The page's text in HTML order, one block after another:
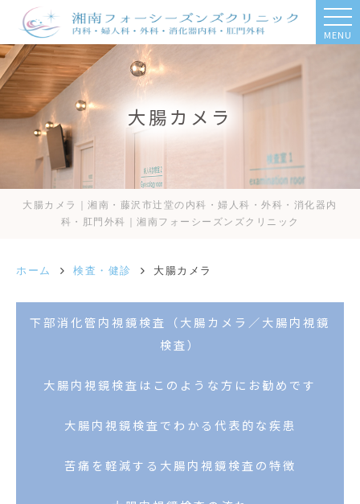
MENU
大腸カメラ
大腸カメラ｜湘南・藤沢市辻堂の内科・婦人科・外科・消化器内
科・肛門外科｜湘南フォーシーズンズクリニック
ホーム 検査・健診 大腸カメラ
下部消化管内視鏡検査（大腸カメラ／大腸内視鏡
検査）
大腸内視鏡検査はこのような方にお勧めです
大腸内視鏡検査でわかる代表的な疾患
苦痛を軽減する大腸内視鏡検査の特徴